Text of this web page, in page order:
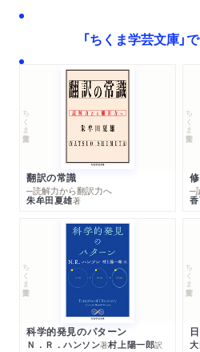
「ちくま学芸文庫」
ちくま学芸文庫
翻訳の常識
─読解力から翻訳力へ
朱牟田夏雄著
ちくま学芸文庫
─
ちくま学芸文庫
科学的発見のパターン
Ｎ．Ｒ．ハンソン著村上陽一郎訳
ちくま学芸文庫